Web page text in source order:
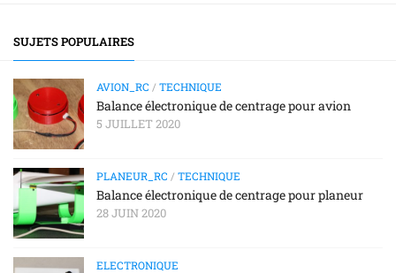
SUJETS POPULAIRES
AVION_RC / TECHNIQUE
Balance électronique de centrage pour avion
5 JUILLET 2020
PLANEUR_RC / TECHNIQUE
Balance électronique de centrage pour planeur
28 JUIN 2020
ELECTRONIQUE